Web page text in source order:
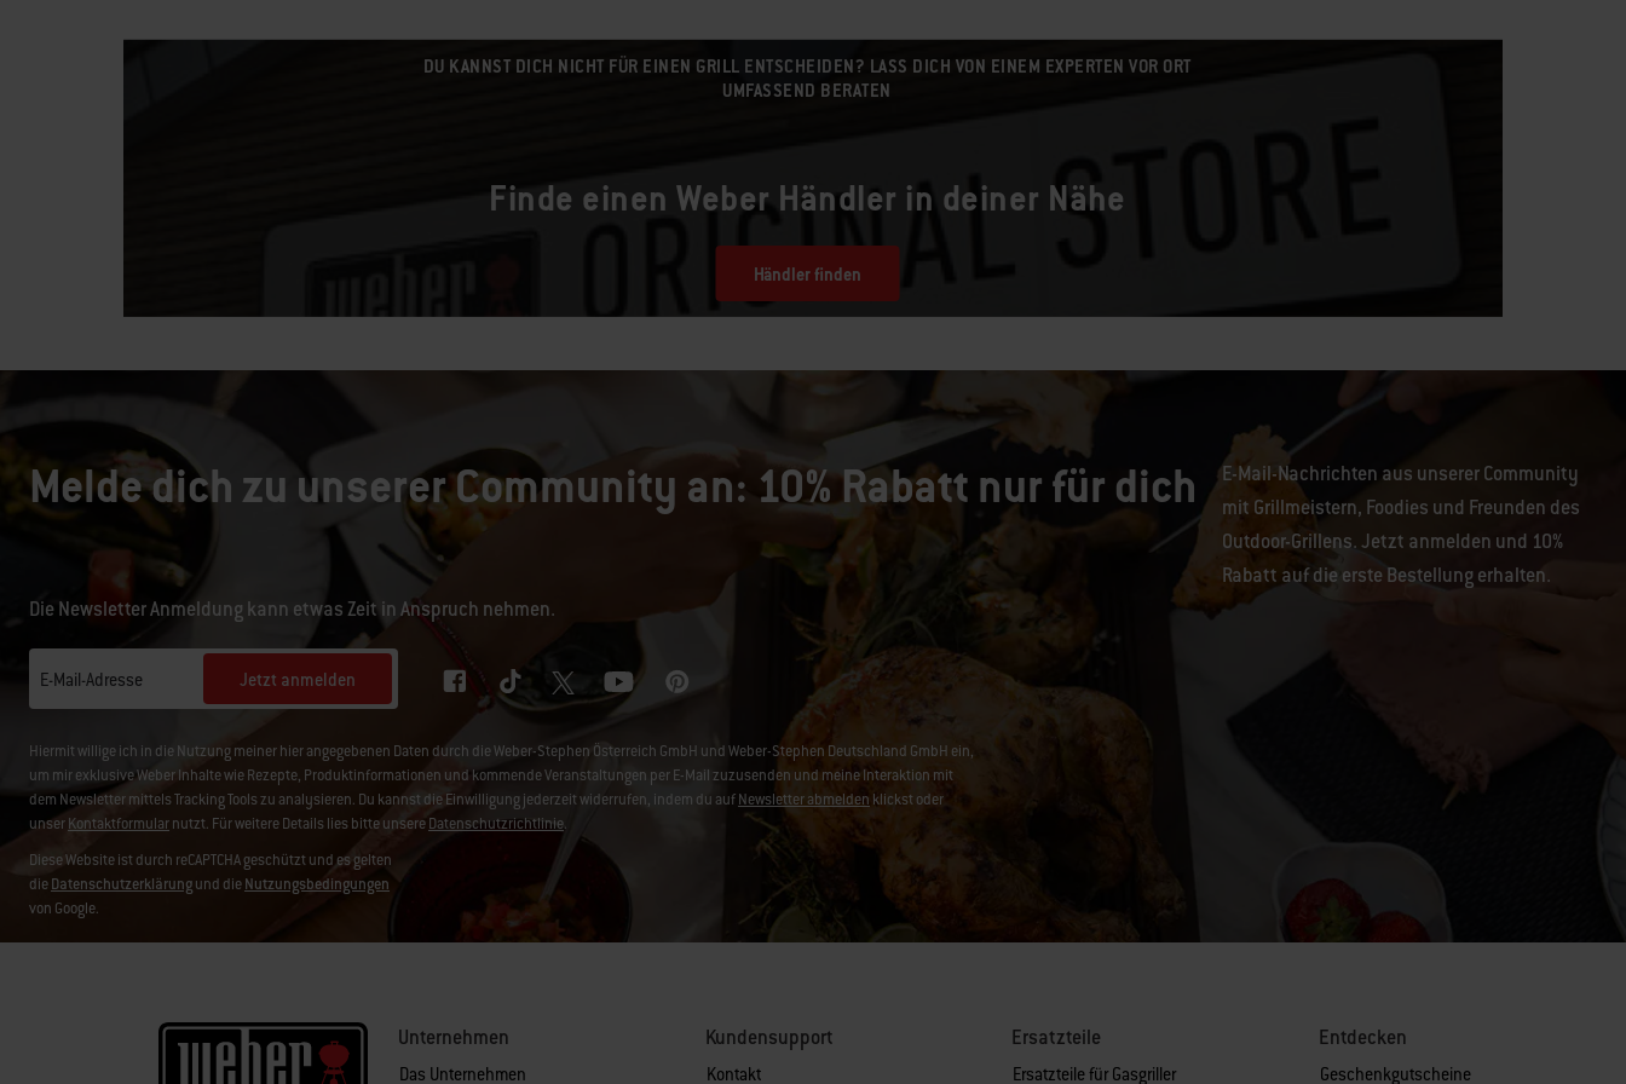
DU KANNST DICH NICHT FÜR EINEN GRILL ENTSCHEIDEN? LASS DICH VON EINEM EXPERTEN VOR ORT
UMFASSEND BERATEN
Finde einen Weber Händler in deiner Nähe
Händler finden
Melde dich zu unserer Community an: 10% Rabatt nur für dich
E-Mail-Nachrichten aus unserer Community
mit Grillmeistern, Foodies und Freunden des
Outdoor-Grillens. Jetzt anmelden und 10%
Rabatt auf die erste Bestellung erhalten.
Die Newsletter Anmeldung kann etwas Zeit in Anspruch nehmen.
E-Mail-Adresse Jetzt anmelden
Hiermit willige ich in die Nutzung meiner hier angegebenen Daten durch die Weber-Stephen Österreich GmbH und Weber-Stephen Deutschland GmbH ein,
um mir exklusive Weber Inhalte wie Rezepte, Produktinformationen und kommende Veranstaltungen per E-Mail zuzusenden und meine Interaktion mit
dem Newsletter mittels Tracking Tools zu analysieren. Du kannst die Einwilligung jederzeit widerrufen, indem du aufNewsletter abmelden klickst oder
unserKontaktformularnutzt. Für weitere Details lies bitte unsereDatenschutzrichtlinie.
Diese Website ist durch reCAPTCHA geschützt und es gelten
dieDatenschutzerklärungund dieNutzungsbedingungen
von Google.
Unternehmen
Das Unternehmen
Kundensupport
Kontakt
Ersatzteile
Ersatzteile für Gasgriller
Entdecken
Geschenkgutscheine